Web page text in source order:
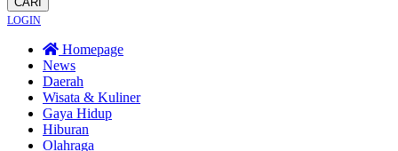
LOGIN
Homepage
News
Daerah
Wisata & Kuliner
Gaya Hidup
Hiburan
Olahraga